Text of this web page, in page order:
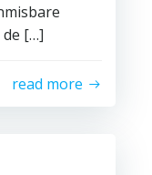
de […]
read more